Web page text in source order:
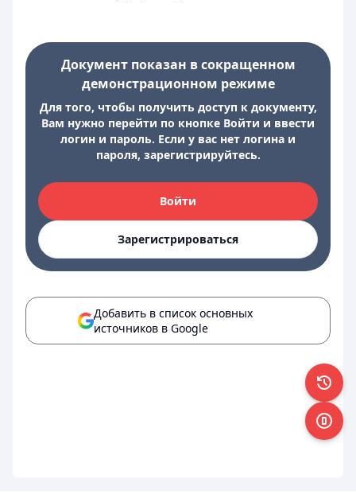
Документ показан в сокращенном
демонстрационном режиме
Для того, чтобы получить доступ к документу,
Вам нужно перейти по кнопке Войти и ввести
логин и пароль. Если у вас нет логина и
пароля, зарегистрируйтесь.
Войти
Зарегистрироваться
Добавить в список основных
источников в Google